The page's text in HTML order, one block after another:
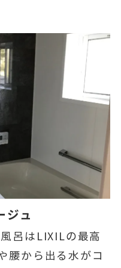
ジュ
呂はLIXILの最高
腰から出る水がコ